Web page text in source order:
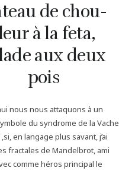
de chou-
à la feta,
aux deux
pois
nous nous attaquons à un
du syndrome de la Vache
,si, en langage plus savant, j’ai
fractales de Mandelbrot, ami
comme héros principal le